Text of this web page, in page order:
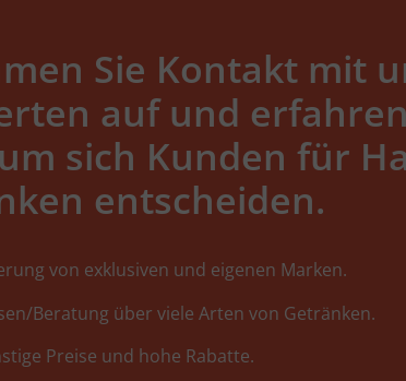
Sie Kontakt mit
auf und
sich Kunden für
entscheiden.
von exklusiven und eigenen Marken.
Beratung über viele Arten von Getränken.
Preise und hohe Rabatte.